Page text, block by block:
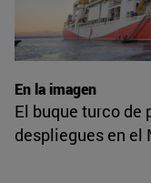
En la imagen
El buque turco de
despliegues en el